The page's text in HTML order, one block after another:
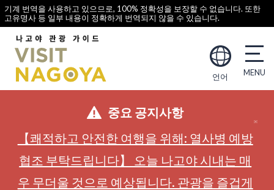
기계 번역을 사용하고 있으므로, 100% 정확성을 보장할 수 없습니다. 또한
고유명사 등 일부 내용이 정확하게 번역되지 않을 수 있습니다.
언어
중요 공지사항
【쾌적하고 안전한 여행을 위해: 열사병 예방
협조 부탁드립니다】 오늘 나고야 시내는 매
우 무더울 것으로 예상됩니다. 관광을 즐겁게